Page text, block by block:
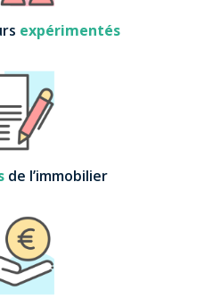
expérimentés
de l’immobilier